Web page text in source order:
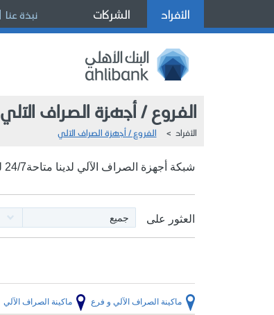
الأفراد الشركات نبذة عنا
الفروع / أجهزة الصراف الآلي
الأفراد الفروع / أجهزة الصراف الآلي
شبكة أجهزة الصراف الآلي لدينا متاحة24/7 لسحب النقود بشكل آمن ومريح
العثور على جميع
ماكينة الصراف الآلي و فرع ماكينة الصراف الآلي